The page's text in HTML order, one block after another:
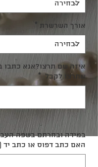
אורך השרשרת *
איזה שם תרצו?אנא כתבו
שתרצו לקבל *
במידה ובחרתם בשפה
האם כתב דפוס או כתב יד